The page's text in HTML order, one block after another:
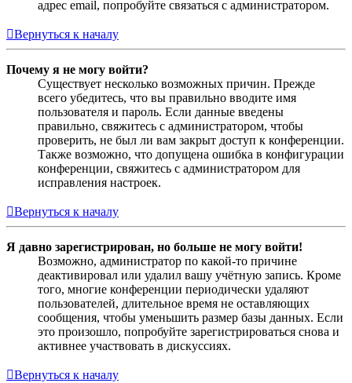
адрес email, попробуйте связаться с администратором.
Вернуться к началу
Почему я не могу войти?
Существует несколько возможных причин. Прежде
всего убедитесь, что вы правильно вводите имя
пользователя и пароль. Если данные введены
правильно, свяжитесь с администратором, чтобы
проверить, не был ли вам закрыт доступ к конференции.
Также возможно, что допущена ошибка в конфигурации
конференции, свяжитесь с администратором для
исправления настроек.
Вернуться к началу
Я давно зарегистрирован, но больше не могу войти!
Возможно, администратор по какой-то причине
деактивировал или удалил вашу учётную запись. Кроме
того, многие конференции периодически удаляют
пользователей, длительное время не оставляющих
сообщения, чтобы уменьшить размер базы данных. Если
это произошло, попробуйте зарегистрироваться снова и
активнее участвовать в дискуссиях.
Вернуться к началу